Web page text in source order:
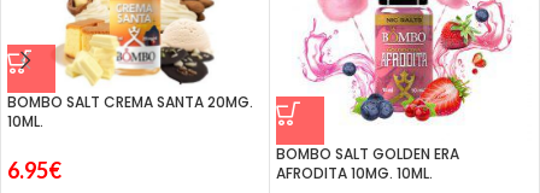
BOMBO SALT CREMA SANTA 20MG.
10ML.
6.95€
BOMBO SALT GOLDEN ERA
AFRODITA 10MG. 10ML.